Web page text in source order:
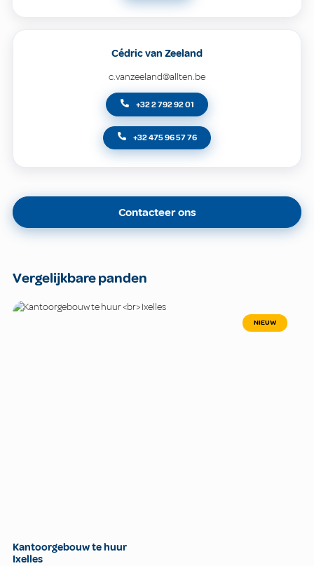
Cédric van Zeeland
c.vanzeeland@allten.be
+32 2 792 92 01
+32 475 96 57 76
Contacteer ons
Vergelijkbare panden
NIEUW
Kantoorgebouw te huur
Ixelles